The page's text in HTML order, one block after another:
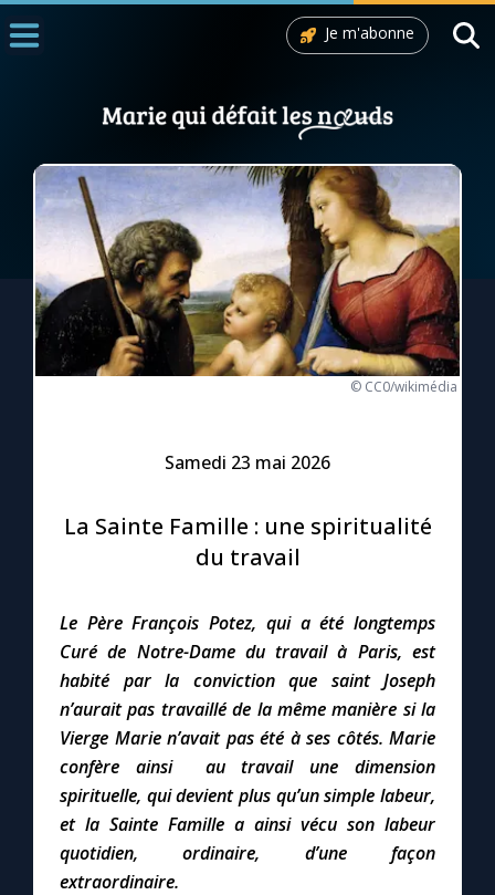
1000 Raisons de Croire
L'actualité de la semaine
La chaîne Youtube
Le magazine
Le site internet
Questions-réponses
Prier au quotidien
Avec Thérèse de Lisieux
Je m'abonne
© CC0/wikimédia
Samedi 23 mai 2026
La Sainte Famille : une spiritualité
du travail
Le Père François Potez, qui a été longtemps
Curé de Notre-Dame du travail à Paris, est
habité par la conviction que saint Joseph
n’aurait pas travaillé de la même manière si la
Vierge Marie n’avait pas été à ses côtés. Marie
confère ainsi au travail une dimension
spirituelle, qui devient plus qu’un simple labeur,
et la Sainte Famille a ainsi vécu son labeur
quotidien, ordinaire, d’une façon
extraordinaire.